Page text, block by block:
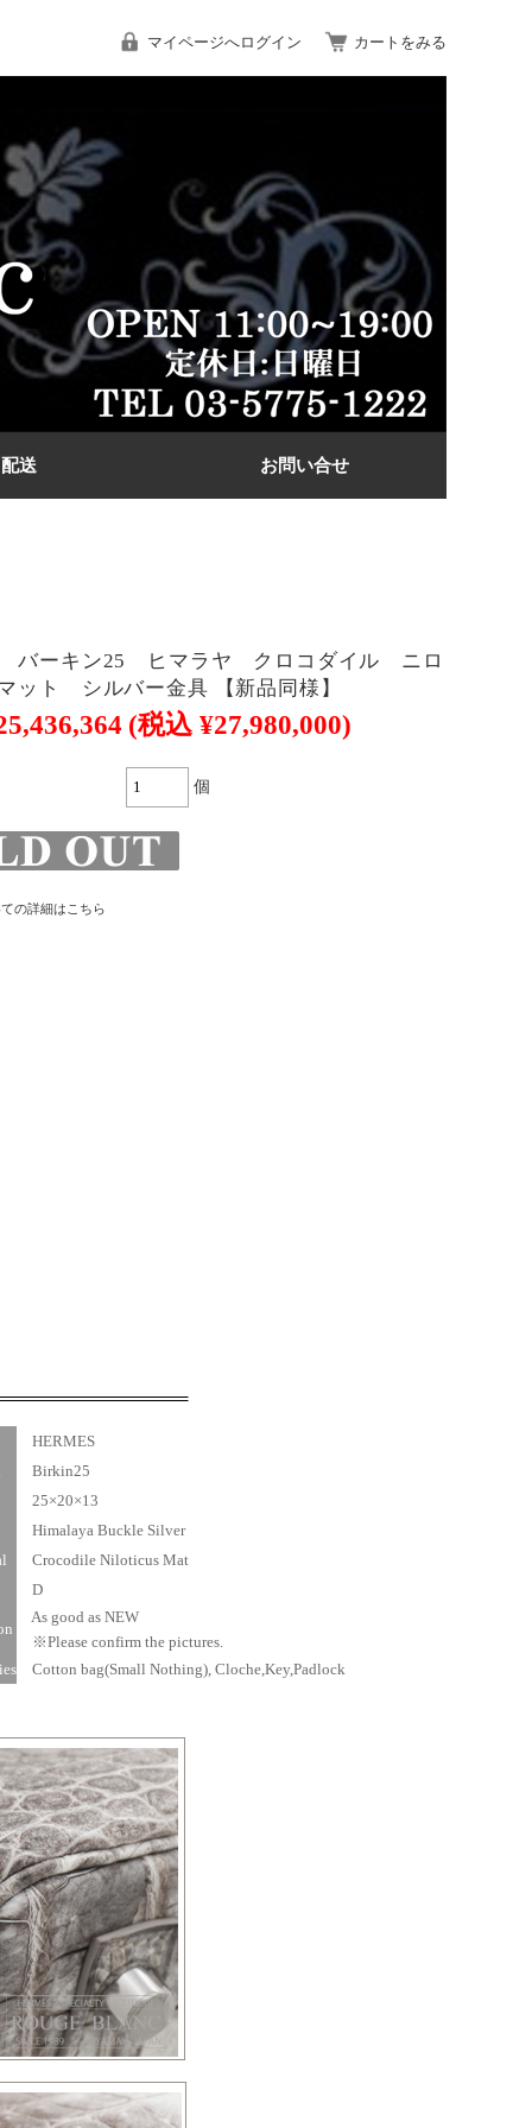
マイページへログイン カートをみる
配送 お問い合せ
バーキン25 ヒマラヤ クロコダイル ニロ
ット シルバー金具 【新品同様】
(税込 ¥27,980,000)
個
の詳細はこちら
HERMES
Birkin25
25×20×13
Himalaya Buckle Silver
Crocodile Niloticus Mat
D
As good as NEW
※Please confirm the pictures.
Cotton bag(Small Nothing), Cloche,Key,Padlock